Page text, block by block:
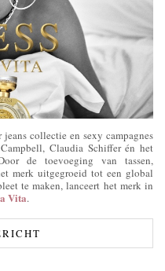
collectie en sexy campagnes
Claudia Schiffer én het
de toevoeging van tassen,
merk uitgegroeid tot een global
te maken, lanceert het merk in
Vita.